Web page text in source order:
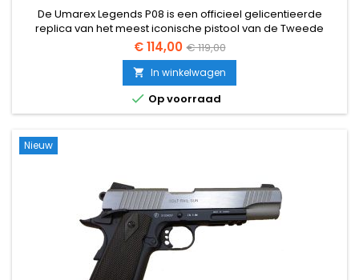
De Umarex Legends P08 is een officieel gelicentieerde
replica van het meest iconische pistool van de Tweede
Wereldoorlog. Volledig van metaal, 818 g zwaar, 216 mm
lang, aangedreven door CO2 met een metalen magazijn dat
zowel de 12 g CO2-patroon als 15 BB’s bevat. De authentieke
veiligheidsgrendel werkt precies als het origineel. Minder
dan 2,0 joule —...
€ 114,00 € 119,00
 In winkelwagen
 Op voorraad
Nieuw